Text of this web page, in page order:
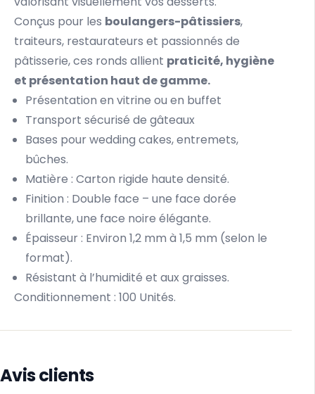
Conçus pour les boulangers-pâtissiers,
traiteurs, restaurateurs et passionnés de
pâtisserie, ces ronds allient praticité, hygiène
et présentation haut de gamme.
Présentation en vitrine ou en buffet
Transport sécurisé de gâteaux
Bases pour wedding cakes, entremets,
bûches.
Matière : Carton rigide haute densité.
Finition : Double face – une face dorée
brillante, une face noire élégante.
Épaisseur : Environ 1,2 mm à 1,5 mm (selon le
format).
Résistant à l’humidité et aux graisses.
Conditionnement : 100 Unités.
Avis clients